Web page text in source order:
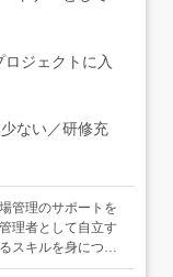
ジェクトに入
ない／研修充
管理のサポートを
理者として自立す
スキルを身につけ
で、あなたを大事